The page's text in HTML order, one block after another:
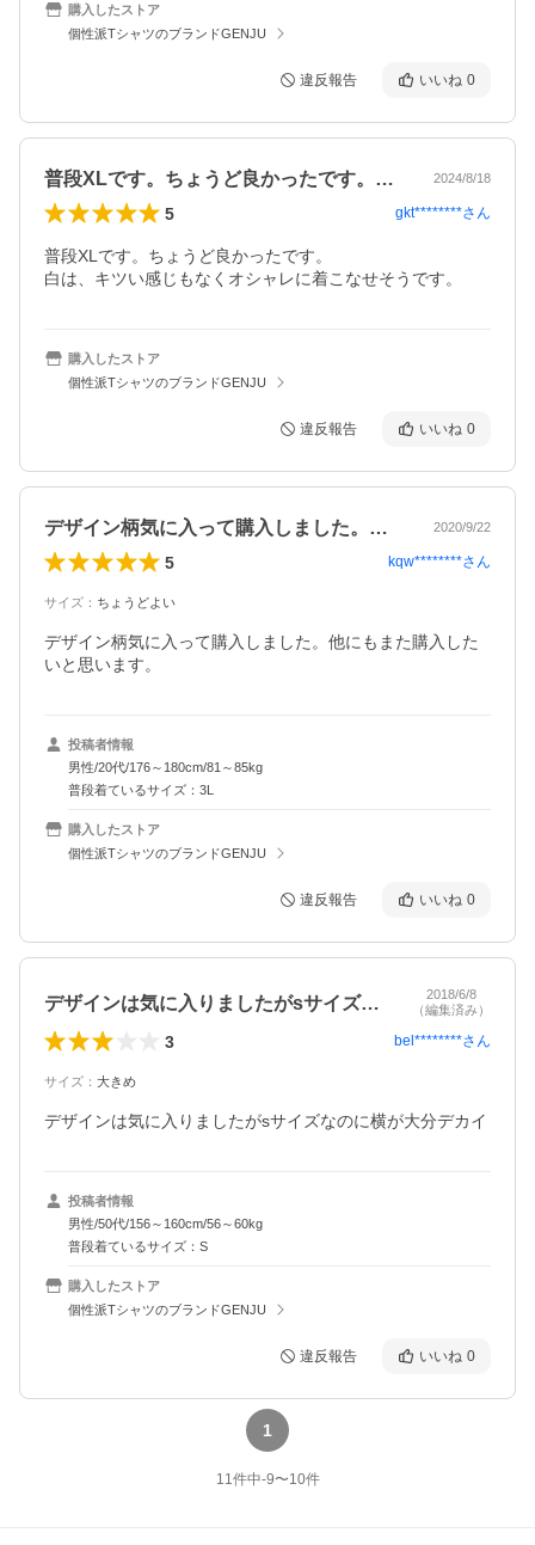
購入したストア
個性派TシャツのブランドGENJU
違反報告 いいね 0
普段XLです。ちょうど良かったです。白… 2024/8/18
5 gkt********さん
普段XLです。ちょうど良かったです。
白は、キツい感じもなくオシャレに着こなせそうです。
購入したストア
個性派TシャツのブランドGENJU
違反報告 いいね 0
デザイン柄気に入って購入しました。他に… 2020/9/22
5 kqw********さん
サイズ ： ちょうどよい
デザイン柄気に入って購入しました。他にもまた購入した
いと思います。
投稿者情報
男性/20代/176～180cm/81～85kg
普段着ているサイズ：3L
購入したストア
個性派TシャツのブランドGENJU
違反報告 いいね 0
デザインは気に入りましたがsサイズなの…
2018/6/8
（編集済み）
3 bel********さん
サイズ ： 大きめ
デザインは気に入りましたがsサイズなのに横が大分デカイ
投稿者情報
男性/50代/156～160cm/56～60kg
普段着ているサイズ：S
購入したストア
個性派TシャツのブランドGENJU
違反報告 いいね 0
1
11件中-9〜10件